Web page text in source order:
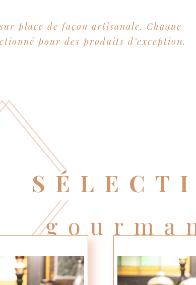
place de façon artisanale. Chaque
pour des produits d’exception.